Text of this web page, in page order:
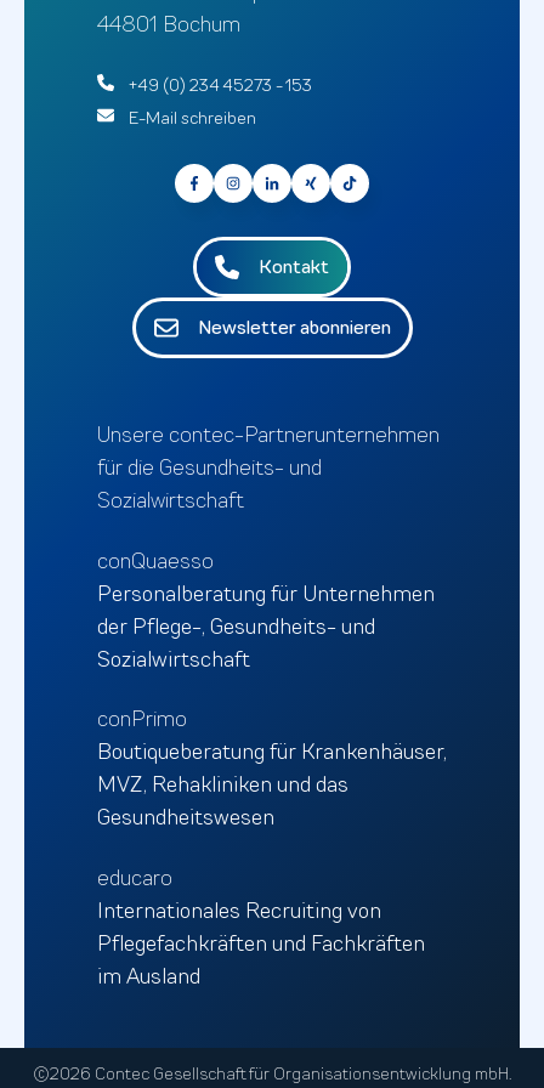
44801 Bochum
+49 (0) 234 45273 - 153
E-Mail schreiben
Kontakt
Newsletter abonnieren
Unsere contec-Partnerunternehmen
für die Gesundheits- und
Sozialwirtschaft
conQuaesso
Personalberatung für Unternehmen
der Pflege-, Gesundheits- und
Sozialwirtschaft
conPrimo
Boutiqueberatung für Krankenhäuser,
MVZ, Rehakliniken und das
Gesundheitswesen
educaro
Internationales Recruiting von
Pflegefachkräften und Fachkräften
im Ausland
©2026 Contec Gesellschaft für Organisationsentwicklung mbH.